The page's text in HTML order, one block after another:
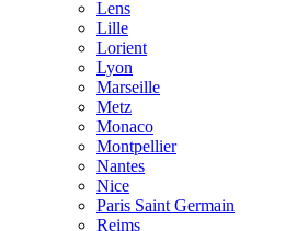
Lens
Lille
Lorient
Lyon
Marseille
Metz
Monaco
Montpellier
Nantes
Nice
Paris Saint Germain
Reims